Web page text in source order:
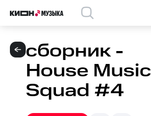
сборник -
House Music
Squad #4